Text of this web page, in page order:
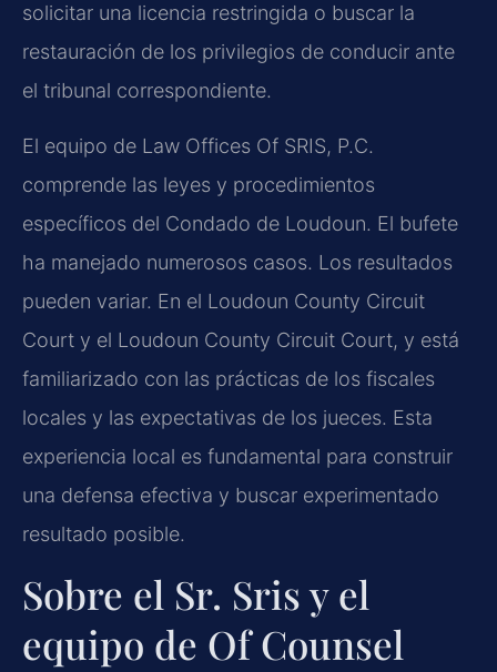
solicitar una licencia restringida o buscar la
restauración de los privilegios de conducir ante
el tribunal correspondiente.
El equipo de Law Offices Of SRIS, P.C.
comprende las leyes y procedimientos
específicos del Condado de Loudoun. El bufete
ha manejado numerosos casos. Los resultados
pueden variar. En el Loudoun County Circuit
Court y el Loudoun County Circuit Court, y está
familiarizado con las prácticas de los fiscales
locales y las expectativas de los jueces. Esta
experiencia local es fundamental para construir
una defensa efectiva y buscar experimentado
resultado posible.
Sobre el Sr. Sris y el
equipo de Of Counsel